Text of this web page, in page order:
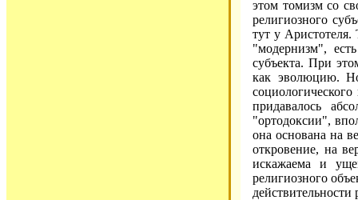
этом томизм со
религиозного
тут у
"модернизм",
субъекта. При
как эволюцию.
придавалось
"ортодоксии",
она основана на
откровение, на
искажаема и
религиозного